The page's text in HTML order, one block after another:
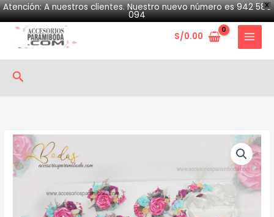
X
Atención: A nuestros clientes. Nuestro nuevo número es 942 580
094
Skip
to
content
S/0.00
Search
Coursage
y
Vincha